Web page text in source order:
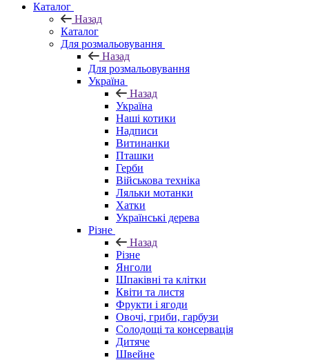
Каталог
Назад
Каталог
Для розмальовування
Назад
Для розмальовування
Україна
Назад
Україна
Наші котики
Надписи
Витинанки
Пташки
Герби
Військова техніка
Ляльки мотанки
Хатки
Українські дерева
Різне
Назад
Різне
Янголи
Шпаківні та клітки
Квіти та листя
Фрукти і ягоди
Овочі, гриби, гарбузи
Солодощі та консервація
Дитяче
Швейне